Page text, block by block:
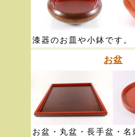
漆器のお皿や小鉢です。
お盆
お盆・丸盆・長手盆・名